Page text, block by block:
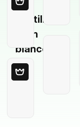
Plantilla
en
blanco